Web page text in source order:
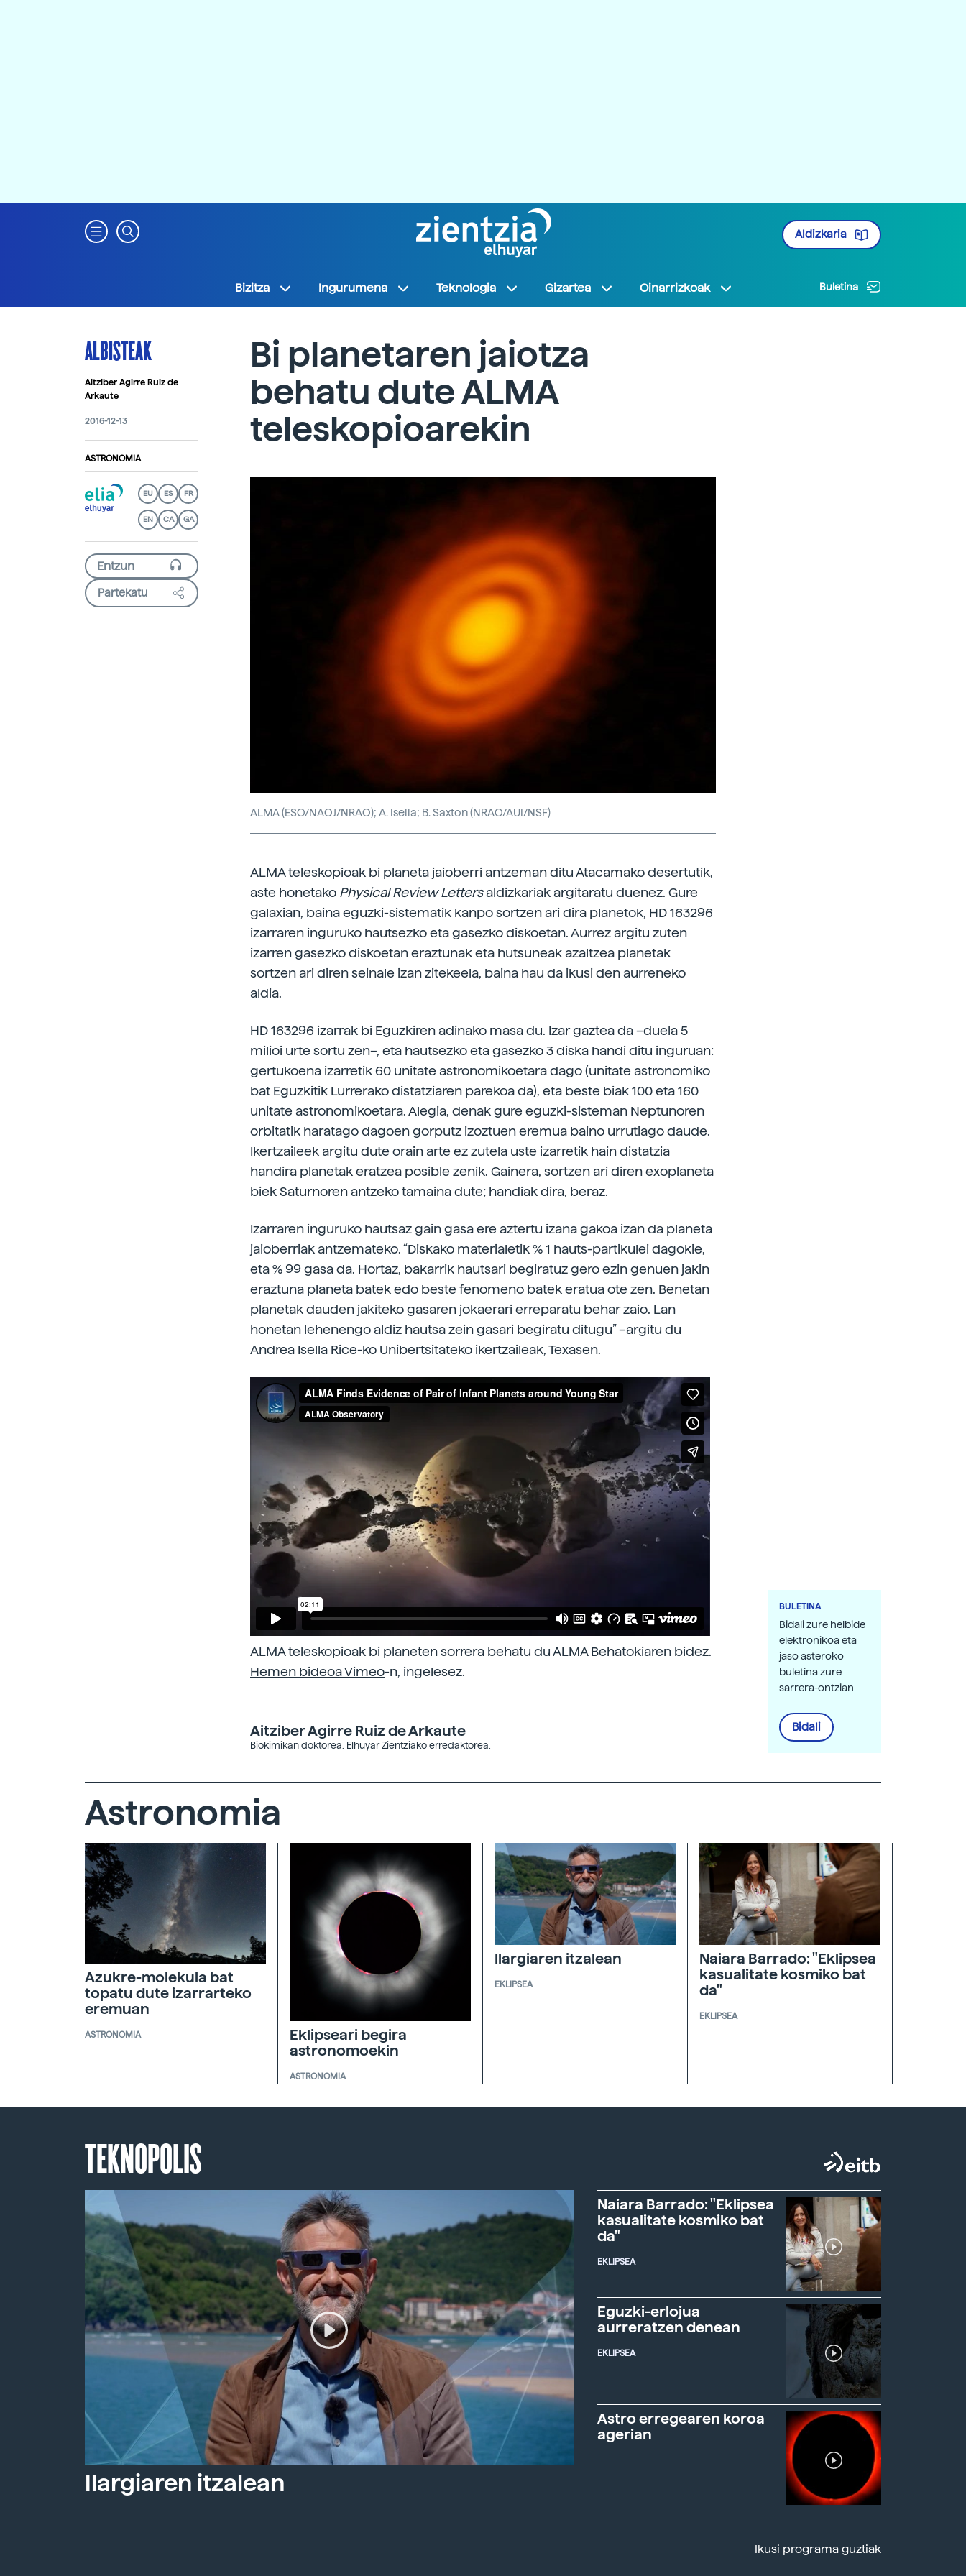
Aldizkaria
Bizitza Ingurumena Teknologia Gizartea Oinarrizkoak Buletina
ALBISTEAK
Aitziber Agirre Ruiz de
Arkaute
2016-12-13
ASTRONOMIA
EU ES FR
EN CA GA
Partekatu
Bi planetaren jaiotza
behatu dute ALMA
teleskopioarekin
ALMA (ESO/NAOJ/NRAO); A. Isella; B. Saxton (NRAO/AUI/NSF)
ALMA teleskopioak bi planeta jaioberri antzeman ditu Atacamako desertutik,
aste honetako Physical Review Lettersaldizkariak argitaratu duenez. Gure
galaxian, baina eguzki-sistematik kanpo sortzen ari dira planetok, HD 163296
izarraren inguruko hautsezko eta gasezko diskoetan. Aurrez argitu zuten
izarren gasezko diskoetan eraztunak eta hutsuneak azaltzea planetak
sortzen ari diren seinale izan zitekeela, baina hau da ikusi den aurreneko
aldia.
HD 163296 izarrak bi Eguzkiren adinako masa du. Izar gaztea da –duela 5
milioi urte sortu zen–, eta hautsezko eta gasezko 3 diska handi ditu inguruan:
gertukoena izarretik 60 unitate astronomikoetara dago (unitate astronomiko
bat Eguzkitik Lurrerako distatziaren parekoa da), eta beste biak 100 eta 160
unitate astronomikoetara. Alegia, denak gure eguzki-sisteman Neptunoren
orbitatik haratago dagoen gorputz izoztuen eremua baino urrutiago daude.
Ikertzaileek argitu dute orain arte ez zutela uste izarretik hain distatzia
handira planetak eratzea posible zenik. Gainera, sortzen ari diren exoplaneta
biek Saturnoren antzeko tamaina dute; handiak dira, beraz.
Izarraren inguruko hautsaz gain gasa ere aztertu izana gakoa izan da planeta
jaioberriak antzemateko. “Diskako materialetik % 1 hauts-partikulei dagokie,
eta % 99 gasa da. Hortaz, bakarrik hautsari begiratuz gero ezin genuen jakin
eraztuna planeta batek edo beste fenomeno batek eratua ote zen. Benetan
planetak dauden jakiteko gasaren jokaerari erreparatu behar zaio. Lan
honetan lehenengo aldiz hautsa zein gasari begiratu ditugu” –argitu du
Andrea Isella Rice-ko Unibertsitateko ikertzaileak, Texasen.
ALMA teleskopioak bi planeten sorrera behatu duALMA Behatokiaren bidez.
Hemen bideoaVimeo-n, ingelesez.
Aitziber Agirre Ruiz de Arkaute
Biokimikan doktorea. Elhuyar Zientziako erredaktorea.
BULETINA
Bidali zure helbide
elektronikoa eta
jaso asteroko
buletina zure
sarrera-ontzian
Bidali
Astronomia
Azukre-molekula bat
topatu dute izarrarteko
eremuan
ASTRONOMIA
Eklipseari begira
astronomoekin
ASTRONOMIA
Ilargiaren itzalean
EKLIPSEA
Naiara Barrado: "Eklipsea
kasualitate kosmiko bat
da"
EKLIPSEA
TEKNOPOLIS
Ilargiaren itzalean
Naiara Barrado: "Eklipsea
kasualitate kosmiko bat
da"
EKLIPSEA
Eguzki-erlojua
aurreratzen denean
EKLIPSEA
Astro erregearen koroa
agerian
Ikusi programa guztiak